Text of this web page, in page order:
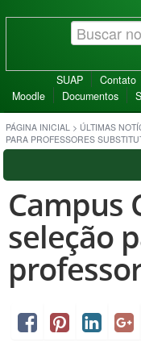
SUAP Contato
Moodle
Documentos
PÁGINA INICIAL > ÚLTIMAS
PARA PROFESSORES
Campus
seleção